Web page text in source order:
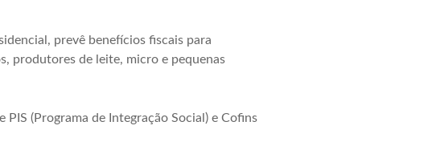
prevê benefícios fiscais para
produtores de leite, micro e pequenas
(Programa de Integração Social) e Cofins